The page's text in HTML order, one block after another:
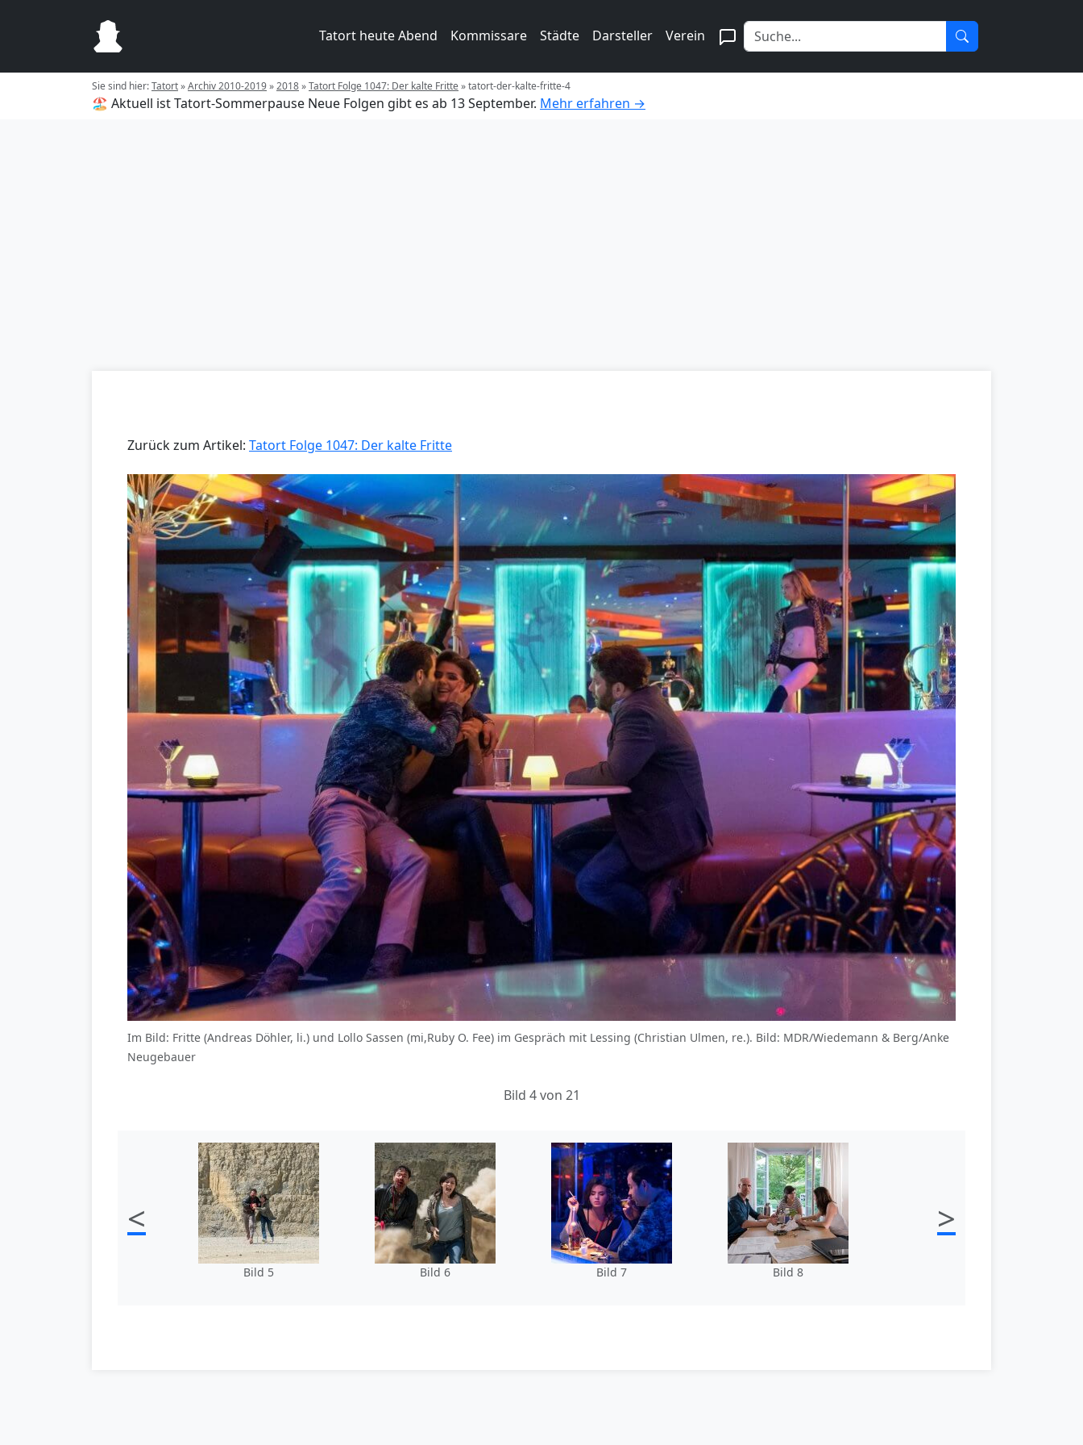
Tatort heute Abend Kommissare Städte Darsteller Verein
Sie sind hier:Tatort»Archiv 2010-2019»2018»Tatort Folge 1047: Der kalte Fritte»tatort-der-kalte-fritte-4
🏖️ Aktuell ist Tatort-Sommerpause Neue Folgen gibt es ab 13 September. Mehr erfahren →
Zurück zum Artikel: Tatort Folge 1047: Der kalte Fritte
Im Bild: Fritte (Andreas Döhler, li.) und Lollo Sassen (mi,Ruby O. Fee) im Gespräch mit Lessing (Christian Ulmen, re.). Bild: MDR/Wiedemann & Berg/Anke
Neugebauer
Bild 4 von 21
<
Bild 5 Bild 6 Bild 7 Bild 8
>